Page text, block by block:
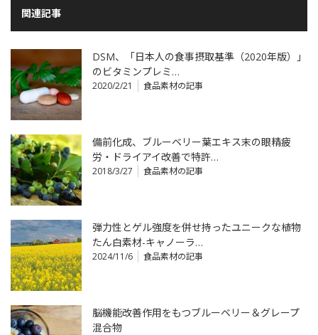
関連記事
DSM、「日本人の食事摂取基準（2020年版）」
のビタミンプレミ…
2020/2/21 食品素材の記事
備前化成、ブルーベリー葉エキス末の眼精疲
労・ドライアイ改善で特許…
2018/3/27 食品素材の記事
弾力性とゲル強度を併せ持ったユニークな植物
たん白素材-キャノーラ…
2024/11/6 食品素材の記事
脳機能改善作用をもつブルーベリー＆グレープ
混合物